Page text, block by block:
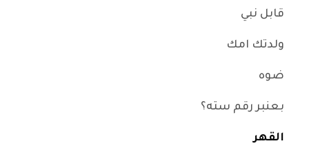
قابل نبي
ولدتك امك
ضوه
بعنبر رقم سته؟
القهر